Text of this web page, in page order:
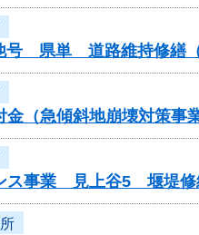
号 県単 道路維持修繕
（急傾斜地崩壊対策事
ス事業 見上谷5 堰堤修